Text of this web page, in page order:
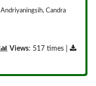
Candra
Views: 517 times |